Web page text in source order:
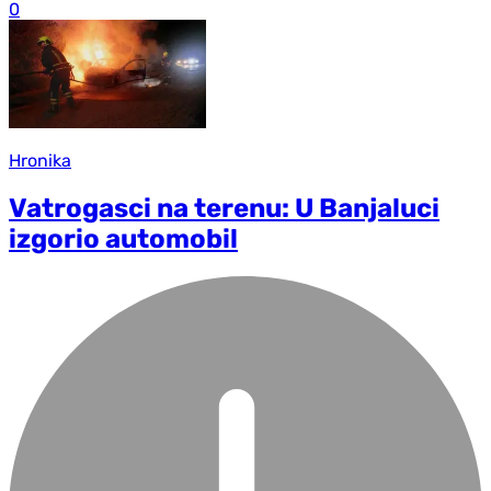
0
Hronika
Vatrogasci na terenu: U Banjaluci
izgorio automobil